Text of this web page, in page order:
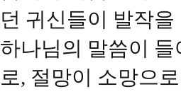
던 귀신들이 발작
하나님의 말씀이
로, 절망이 소망으